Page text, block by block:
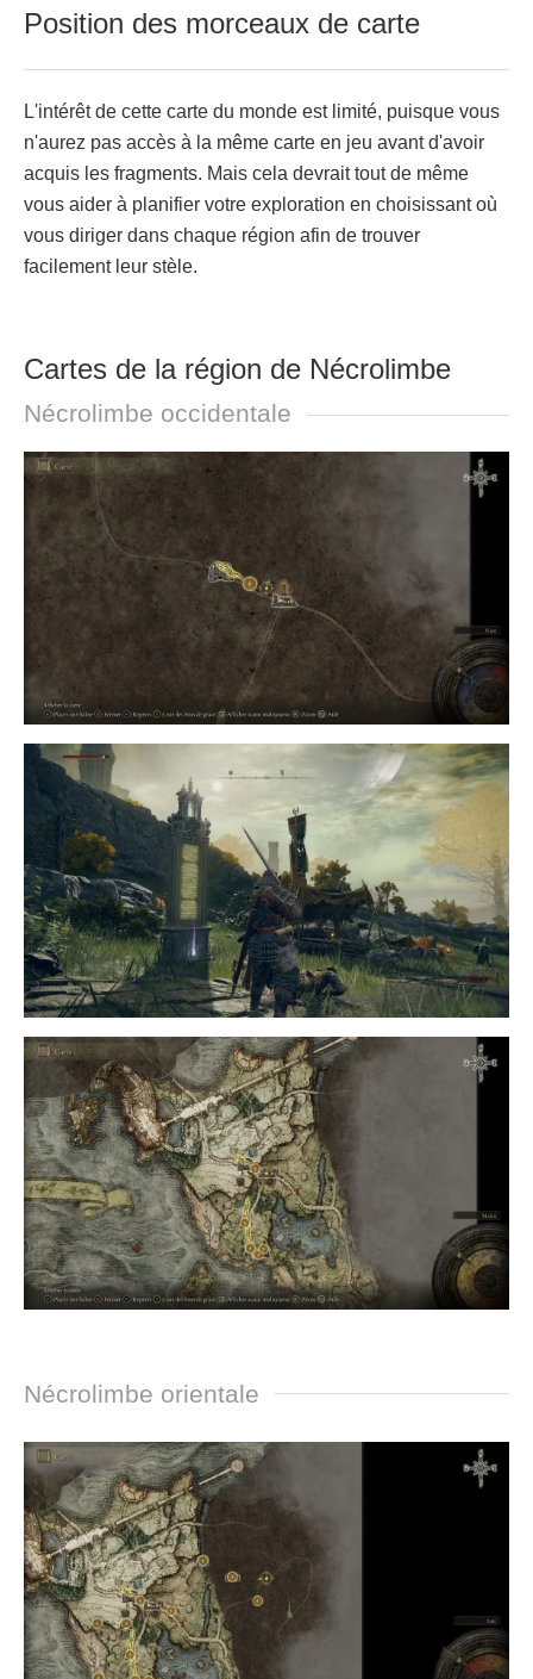
Position des morceaux de carte
L'intérêt de cette carte du monde est limité, puisque vous
n'aurez pas accès à la même carte en jeu avant d'avoir
acquis les fragments. Mais cela devrait tout de même
vous aider à planifier votre exploration en choisissant où
vous diriger dans chaque région afin de trouver
facilement leur stèle.
Cartes de la région de Nécrolimbe
Nécrolimbe occidentale
Nécrolimbe orientale